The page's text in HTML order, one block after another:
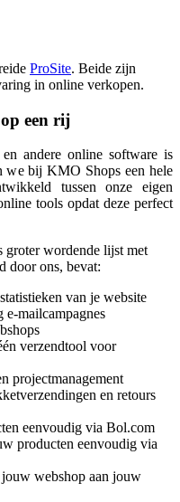
ProSite. Beide zijn
in online verkopen.
een rij
andere online software is
we bij KMO Shops een hele
tussen onze eigen
tools opdat deze perfect
groter wordende lijst met
door ons, bevat:
van je website
e-mailcampagnes
verzendtool voor
projectmanagement
en retours
eenvoudig via Bol.com
producten eenvoudig via
webshop aan jouw